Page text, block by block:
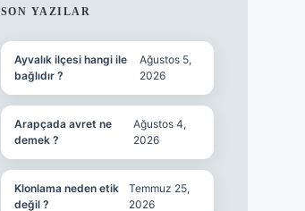
SIDEBAR
SON YAZILAR
Ayvalık ilçesi hangi ile
bağlıdır ?
Ağustos 5,
2026
Arapçada avret ne
demek ?
Ağustos 4,
2026
Klonlama neden etik
değil ?
Temmuz 25,
2026